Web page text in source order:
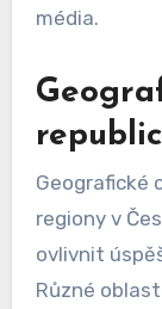
média.
Geografické
regiony v
ovlivnit
Různé